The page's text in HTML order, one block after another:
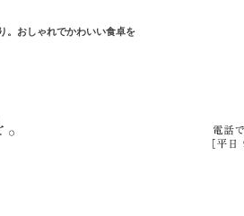
。おしゃれでかわいい食卓を